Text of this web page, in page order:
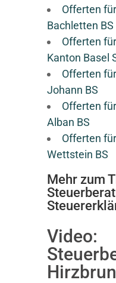
Offerten
Bachletten BS
Offerten
Kanton Basel
Offerten
Johann BS
Offerten
Alban BS
Offerten
Wettstein BS
Mehr zum
Video: